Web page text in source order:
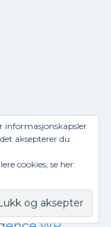
Bio "ltd" -
informasjonskapsler
aksepterer du
cookies, se her: